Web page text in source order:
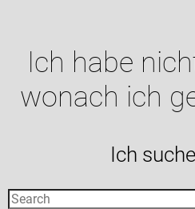
Ich habe
wonach ich
Ich